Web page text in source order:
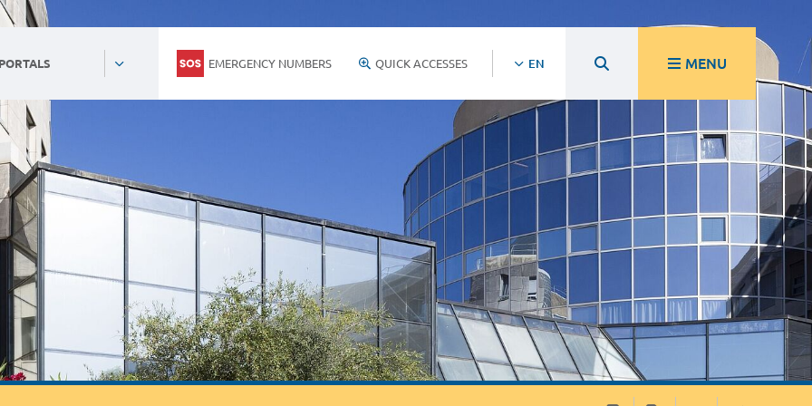
EMERGENCY NUMBERS QUICK ACCESSES EN MENU